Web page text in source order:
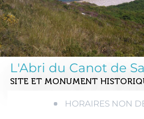
L'Abri du Canot de
SITE ET MONUMENT
HORAIRES NON